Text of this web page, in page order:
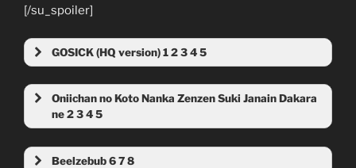
[/su_spoiler]
GOSICK (HQ version) 1 2 3 4 5
Oniichan no Koto Nanka Zenzen Suki Janain Dakara
ne 2 3 4 5
Beelzebub 6 7 8